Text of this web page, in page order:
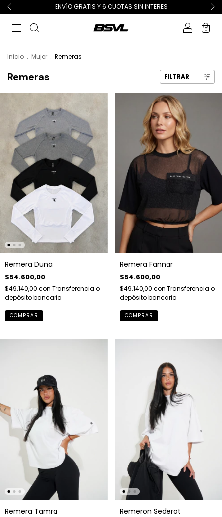
ENVÍO GRATIS Y 6 CUOTAS SIN INTERES
0
Inicio . Mujer . Remeras
Remeras FILTRAR
Remera Duna
$54.600,00
$49.140,00 con Transferencia o
depósito bancario
COMPRAR
Remera Fannar
$54.600,00
$49.140,00 con Transferencia o
depósito bancario
COMPRAR
Remera Tamra Remeron Sederot